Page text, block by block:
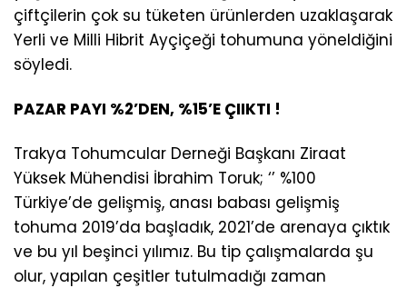
çiftçilerin çok su tüketen ürünlerden uzaklaşarak
Yerli ve Milli Hibrit Ayçiçeği tohumuna yöneldiğini
söyledi.
PAZAR PAYI %2’DEN, %15’E ÇIIKTI !
Trakya Tohumcular Derneği Başkanı Ziraat
Yüksek Mühendisi İbrahim Toruk; ‘’ %100
Türkiye’de gelişmiş, anası babası gelişmiş
tohuma 2019’da başladık, 2021’de arenaya çıktık
ve bu yıl beşinci yılımız. Bu tip çalışmalarda şu
olur, yapılan çeşitler tutulmadığı zaman